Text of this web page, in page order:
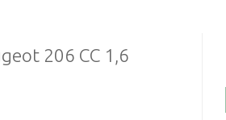
206 CC 1,6